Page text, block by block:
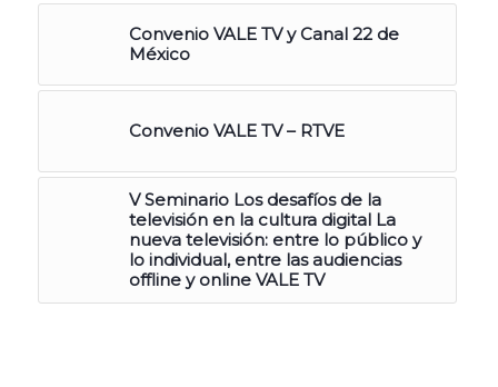
Convenio VALE TV y Canal 22 de
México
Convenio VALE TV – RTVE
V Seminario Los desafíos de la
televisión en la cultura digital La
nueva televisión: entre lo público y
lo individual, entre las audiencias
offline y online VALE TV